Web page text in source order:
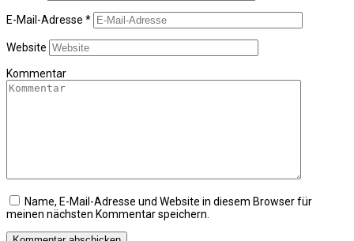
E-Mail-Adresse *
Website
Kommentar
Name, E-Mail-Adresse und Website in diesem Browser für
meinen nächsten Kommentar speichern.